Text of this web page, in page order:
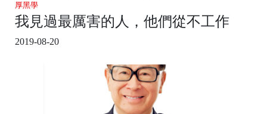
厚黑學
我見過最厲害的人，他們從不工作
2019-08-20